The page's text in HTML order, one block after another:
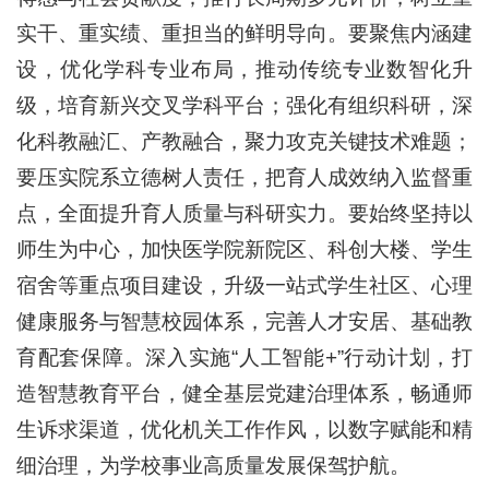
实干、重实绩、重担当的鲜明导向。要聚焦内涵建
设，优化学科专业布局，推动传统专业数智化升
级，培育新兴交叉学科平台；强化有组织科研，深
化科教融汇、产教融合，聚力攻克关键技术难题；
要压实院系立德树人责任，把育人成效纳入监督重
点，全面提升育人质量与科研实力。要始终坚持以
师生为中心，加快医学院新院区、科创大楼、学生
宿舍等重点项目建设，升级一站式学生社区、心理
健康服务与智慧校园体系，完善人才安居、基础教
育配套保障。深入实施“人工智能+”行动计划，打
造智慧教育平台，健全基层党建治理体系，畅通师
生诉求渠道，优化机关工作作风，以数字赋能和精
细治理，为学校事业高质量发展保驾护航。